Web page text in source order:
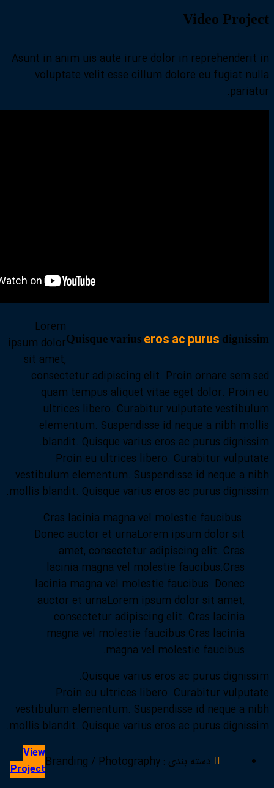
Video Project
Asunt in anim uis aute irure dolor in reprehenderit in
voluptate velit esse cillum dolore eu fugiat nulla
pariatur.
Quisque varius eros ac purus dignissim
Lorem
ipsum dolor
sit amet,
consectetur adipiscing elit. Proin ornare sem sed
quam tempus aliquet vitae eget dolor. Proin eu
ultrices libero. Curabitur vulputate vestibulum
elementum. Suspendisse id neque a nibh mollis
blandit. Quisque varius eros ac purus dignissim.
Proin eu ultrices libero. Curabitur vulputate
vestibulum elementum. Suspendisse id neque a nibh
mollis blandit. Quisque varius eros ac purus dignissim.
Cras lacinia magna vel molestie faucibus.
Donec auctor et urnaLorem ipsum dolor sit
amet, consectetur adipiscing elit. Cras
lacinia magna vel molestie faucibus.Cras
lacinia magna vel molestie faucibus. Donec
auctor et urnaLorem ipsum dolor sit amet,
consectetur adipiscing elit. Cras lacinia
magna vel molestie faucibus.Cras lacinia
magna vel molestie faucibus.
Quisque varius eros ac purus dignissim.
Proin eu ultrices libero. Curabitur vulputate
vestibulum elementum. Suspendisse id neque a nibh
mollis blandit. Quisque varius eros ac purus dignissim.
دسته بندی : Branding / Photography
View
Project